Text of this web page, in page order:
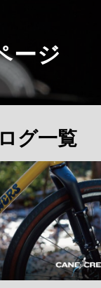
ージ
ログ一覧